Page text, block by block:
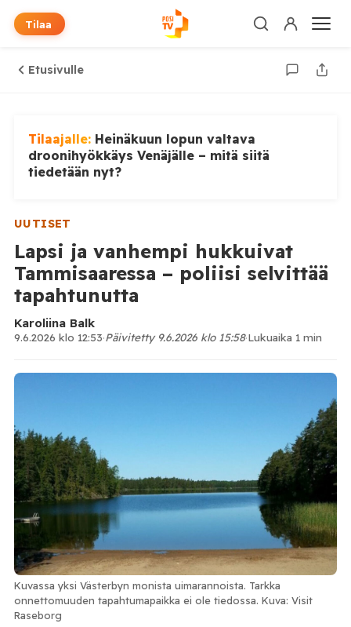
Tilaa
Etusivulle
Tilaajalle: Heinäkuun lopun valtava
droonihyökkäys Venäjälle – mitä siitä
tiedetään nyt?
UUTISET
Lapsi ja vanhempi hukkuivat
Tammisaaressa – poliisi selvittää
tapahtunutta
Karoliina Balk
9.6.2026 klo 12:53·Päivitetty 9.6.2026 klo 15:58·Lukuaika 1 min
Kuvassa yksi Västerbyn monista uimarannoista. Tarkka
onnettomuuden tapahtumapaikka ei ole tiedossa. Kuva: Visit
Raseborg